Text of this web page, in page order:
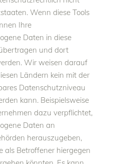
Wenn diese Tools
Ihre
Daten in diese
und dort
Wir weisen darauf
Ländern kein mit der
Datenschutzniveau
kann. Beispielsweise
dazu verpflichtet,
Daten an
herauszugeben,
als Betroffener hiergegen